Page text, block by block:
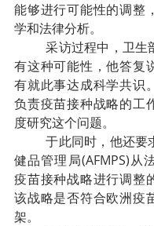
能够进行可能性的调整
学和法律分析。
采访过程中，卫生
有这种可能性，他答复
有就此事达成科学共识
负责疫苗接种战略的工
度研究这个问题。
于此同时，他还要
健品管理局(AFMPS)从
疫苗接种战略进行调整
该战略是否符合欧洲疫
架。